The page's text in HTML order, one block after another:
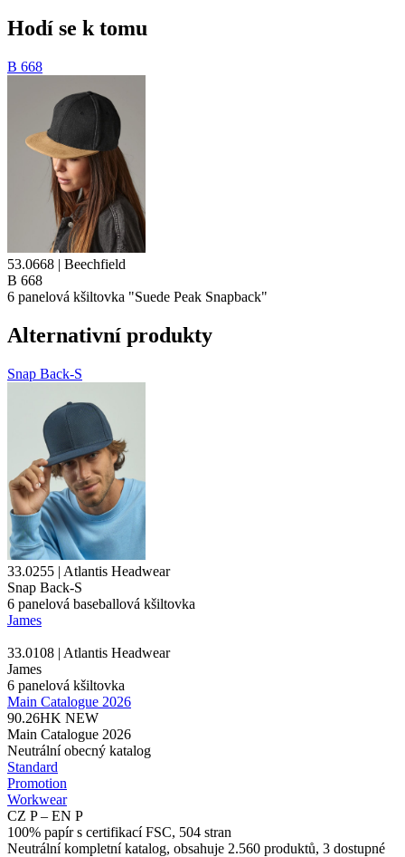
Hodí se k tomu
B 668
53.0668 | Beechfield
B 668
6 panelová kšiltovka "Suede Peak Snapback"
Alternativní produkty
Snap Back-S
33.0255 | Atlantis Headwear
Snap Back-S
6 panelová baseballová kšiltovka
James
33.0108 | Atlantis Headwear
James
6 panelová kšiltovka
Main Catalogue 2026
90.26HK NEW
Main Catalogue 2026
Neutrální obecný katalog
Standard
Promotion
Workwear
CZ P – EN P
100% papír s certifikací FSC, 504 stran
Neutrální kompletní katalog, obsahuje 2.560 produktů, 3 dostupné